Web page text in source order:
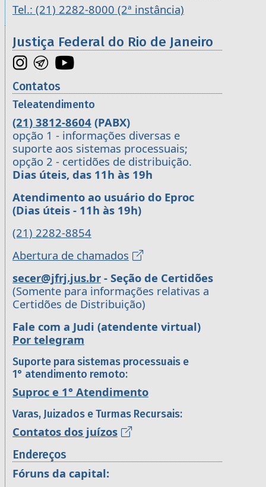
Tel.: (21) 2282-8000 (2ª instância)
Justiça Federal do Rio de Janeiro
Contatos
Teleatendimento
(21) 3812-8604 (PABX)
opção 1 - informações diversas e
suporte aos sistemas processuais;
opção 2 - certidões de distribuição.
Dias úteis, das 11h às 19h
Atendimento ao usuário do Eproc
(Dias úteis - 11h às 19h)
(21) 2282-8854
Abertura de chamados
secer@jfrj.jus.br - Seção de Certidões
(Somente para informações relativas a
Certidões de Distribuição)
Fale com a Judi (atendente virtual)
Por telegram
Suporte para sistemas processuais e
1° atendimento remoto:
Suproc e 1° Atendimento
Varas, Juizados e Turmas Recursais:
Contatos dos juízos
Endereços
Fóruns da capital: